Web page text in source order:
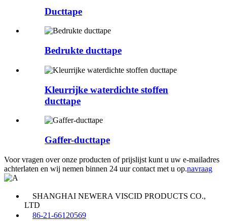
Ducttape
Bedrukte ducttape
Kleurrijke waterdichte stoffen
ducttape
Gaffer-ducttape
Voor vragen over onze producten of prijslijst kunt u uw e-mailadres
achterlaten en wij nemen binnen 24 uur contact met u op.navraag
SHANGHAI NEWERA VISCID PRODUCTS CO.,
LTD
86-21-66120569